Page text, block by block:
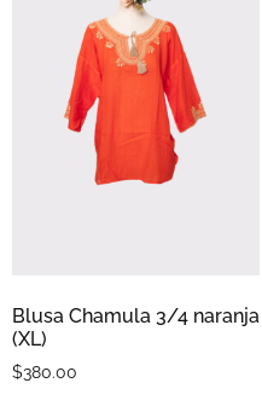
Blusa Chamula 3/4 naranja
(XL)
$380.00